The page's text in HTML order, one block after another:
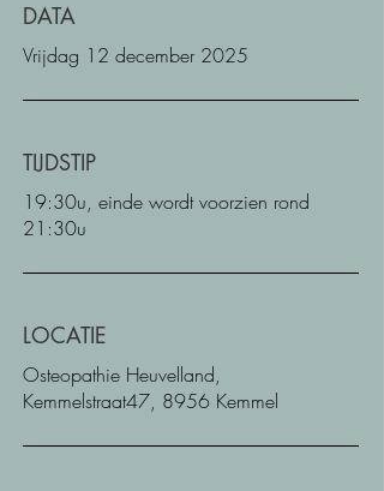
DATA
Vrijdag 12 december 2025
TIJDSTIP
19:30u, einde wordt voorzien rond
21:30u
LOCATIE
Osteopathie Heuvelland,
Kemmelstraat47, 8956 Kemmel